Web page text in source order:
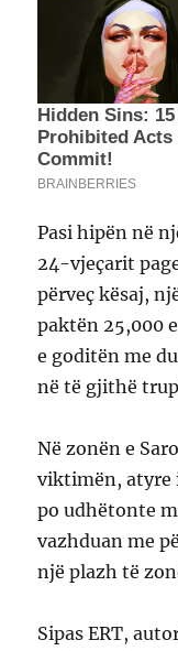
Pasi hipën në
24-vjeçarit
përveç kësaj,
paktën 25,000
e goditën me
në të gjithë
Në zonën e
viktimën, atyre
po udhëtonte
vazhduan me
një plazh të
Sipas ERT,